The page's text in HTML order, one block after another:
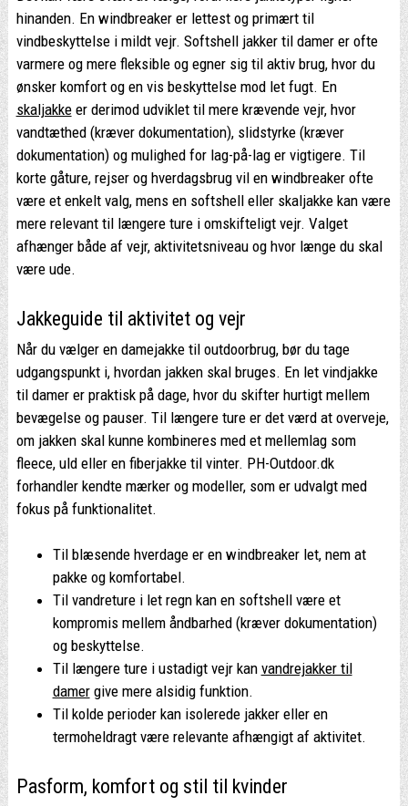
hinanden. En windbreaker er lettest og primært til
vindbeskyttelse i mildt vejr. Softshell jakker til damer er ofte
varmere og mere fleksible og egner sig til aktiv brug, hvor du
ønsker komfort og en vis beskyttelse mod let fugt. En
skaljakkeer derimod udviklet til mere krævende vejr, hvor
vandtæthed (kræver dokumentation), slidstyrke (kræver
dokumentation) og mulighed for lag-på-lag er vigtigere. Til
korte gåture, rejser og hverdagsbrug vil en windbreaker ofte
være et enkelt valg, mens en softshell eller skaljakke kan være
mere relevant til længere ture i omskifteligt vejr. Valget
afhænger både af vejr, aktivitetsniveau og hvor længe du skal
være ude.
Jakkeguide til aktivitet og vejr
Når du vælger en damejakke til outdoorbrug, bør du tage
udgangspunkt i, hvordan jakken skal bruges. En let vindjakke
til damer er praktisk på dage, hvor du skifter hurtigt mellem
bevægelse og pauser. Til længere ture er det værd at overveje,
om jakken skal kunne kombineres med et mellemlag som
fleece, uld eller en fiberjakke til vinter. PH-Outdoor.dk
forhandler kendte mærker og modeller, som er udvalgt med
fokus på funktionalitet.
Til blæsende hverdage er en windbreaker let, nem at
pakke og komfortabel.
Til vandreture i let regn kan en softshell være et
kompromis mellem åndbarhed (kræver dokumentation)
og beskyttelse.
Til længere ture i ustadigt vejr kan vandrejakker til
damergive mere alsidig funktion.
Til kolde perioder kan isolerede jakker eller en
termoheldragt være relevante afhængigt af aktivitet.
Pasform, komfort og stil til kvinder